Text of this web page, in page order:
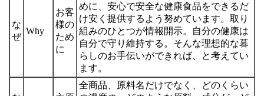
な
ぜ
Why
お客
様の
ため
に
めに、安心で安全な健康食品をできるだ
け安く提供するよう努めています。取り
組みのひとつが情報開示。自分の健康は
自分で守り維持する。そんな理想的な暮
らしのお手伝いができれば、と考えてい
ます。
全商品、原料名だけでなく、どのくらい